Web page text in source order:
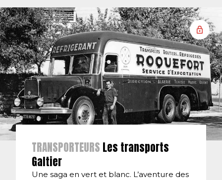
TRANSPORTEURS Les transports
Galtier
Une saga en vert et blanc. L’aventure des